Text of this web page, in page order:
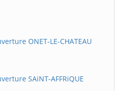
ONET-LE-CHATEAU
SAiNT-AFFRiQUE